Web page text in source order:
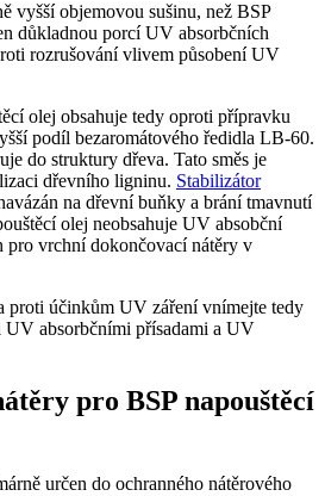
vyšší objemovou sušinu, než BSP
důkladnou porcí UV absorbčních
rozrušování vlivem působení UV
olej obsahuje tedy oproti přípravku
podíl bezaromátového ředidla LB-60.
do struktury dřeva. Tato směs je
dřevního ligninu. Stabilizátor
na dřevní buňky a brání tmavnutí
olej neobsahuje UV absobční
pro vrchní dokončovací nátěry v
proti účinkům UV záření vnímejte tedy
UV absorbčními přísadami a UV
pro BSP napouštěcí
určen do ochranného nátěrového